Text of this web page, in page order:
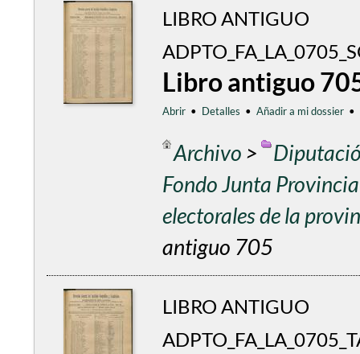
LIBRO ANTIGUO
Libro antiguo
Abrir • Detalles • Añadir a mi dossier •
Archivo >
Fondo Junta
electorales de la
antiguo 705
LIBRO ANTIGUO